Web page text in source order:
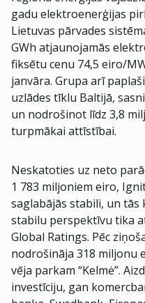
gadu elektroenerģijas
Lietuvas pārvades
GWh atjaunojamās
fiksētu cenu 74,5 eiro/
janvāra. Grupa arī
uzlādes tīklu Baltijā,
un nodrošinot līdz 3,8
turpmākai attīstībai.
Neskatoties uz neto
1 783 miljoniem eiro,
saglabājās stabili, un tās
stabilu perspektīvu tika
Global Ratings. Pēc
nodrošināja 318 miljonu
vēja parkam “Kelmė”.
investīciju, gan